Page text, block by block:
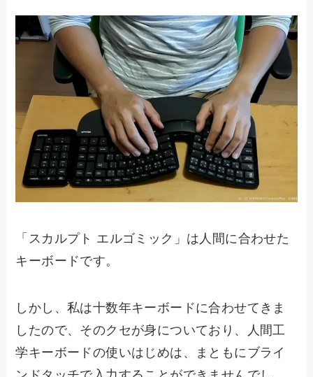
「スカルプト エルゴミック」は人間に合わせた
キーボードです。
しかし、私は十数年キーボードに合わせてきま
したので、そのクセが身についており、人間工
学キーボードの使いはじめは、まともにブライ